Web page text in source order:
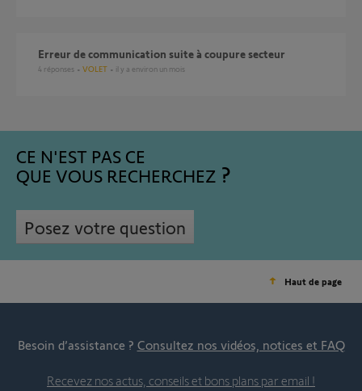
erreur de communication suite à coupure secteur
4 réponses VOLET il y a environ un mois
CE N'EST PAS CE
QUE VOUS RECHERCHEZ
Posez votre question
Haut de page
Besoin d’assistance ? Consultez nos vidéos, notices et FAQ
Recevez nos actus, conseils et bons plans par email !